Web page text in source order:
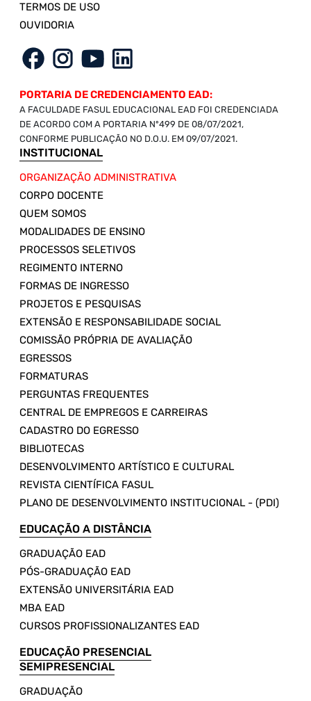
TERMOS DE USO
OUVIDORIA
PORTARIA DE CREDENCIAMENTO EAD:
A FACULDADE FASUL EDUCACIONAL EAD FOI CREDENCIADA
DE ACORDO COM A PORTARIA Nº499 DE 08/07/2021,
CONFORME PUBLICAÇÃO NO D.O.U. EM 09/07/2021.
INSTITUCIONAL
ORGANIZAÇÃO ADMINISTRATIVA
CORPO DOCENTE
QUEM SOMOS
MODALIDADES DE ENSINO
PROCESSOS SELETIVOS
REGIMENTO INTERNO
FORMAS DE INGRESSO
PROJETOS E PESQUISAS
EXTENSÃO E RESPONSABILIDADE SOCIAL
COMISSÃO PRÓPRIA DE AVALIAÇÃO
EGRESSOS
FORMATURAS
PERGUNTAS FREQUENTES
CENTRAL DE EMPREGOS E CARREIRAS
CADASTRO DO EGRESSO
BIBLIOTECAS
DESENVOLVIMENTO ARTÍSTICO E CULTURAL
REVISTA CIENTÍFICA FASUL
PLANO DE DESENVOLVIMENTO INSTITUCIONAL - (PDI)
EDUCAÇÃO A DISTÂNCIA
GRADUAÇÃO EAD
PÓS-GRADUAÇÃO EAD
EXTENSÃO UNIVERSITÁRIA EAD
MBA EAD
CURSOS PROFISSIONALIZANTES EAD
EDUCAÇÃO PRESENCIAL
SEMIPRESENCIAL
GRADUAÇÃO